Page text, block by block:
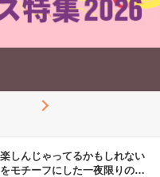
しんじゃってるかもしれない
モチーフにした一夜限りのス